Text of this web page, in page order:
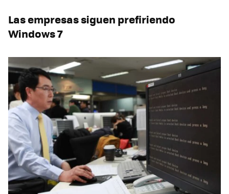
Las empresas siguen prefiriendo
Windows 7